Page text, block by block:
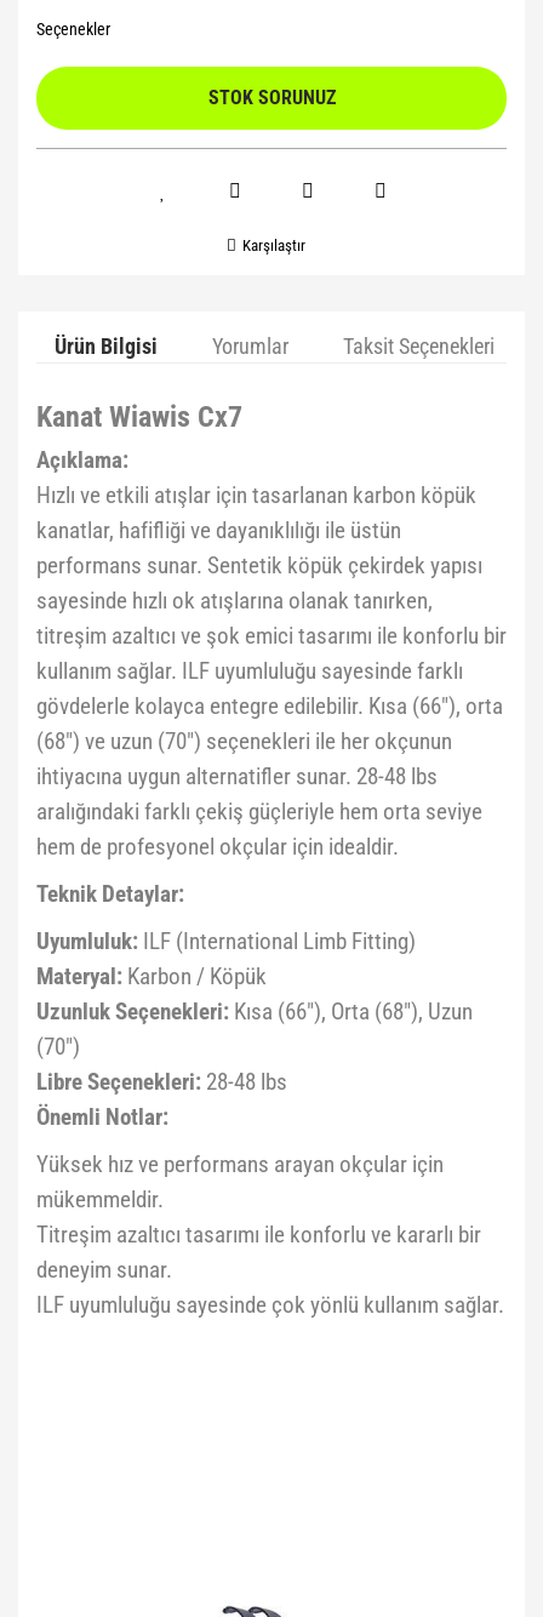
Seçenekler
STOK SORUNUZ
Karşılaştır
Ürün Bilgisi Yorumlar Taksit Seçenekleri
Kanat Wiawis Cx7
Açıklama:
Hızlı ve etkili atışlar için tasarlanan karbon köpük
kanatlar, hafifliği ve dayanıklılığı ile üstün
performans sunar. Sentetik köpük çekirdek yapısı
sayesinde hızlı ok atışlarına olanak tanırken,
titreşim azaltıcı ve şok emici tasarımı ile konforlu bir
kullanım sağlar. ILF uyumluluğu sayesinde farklı
gövdelerle kolayca entegre edilebilir. Kısa (66"), orta
(68") ve uzun (70") seçenekleri ile her okçunun
ihtiyacına uygun alternatifler sunar. 28-48 lbs
aralığındaki farklı çekiş güçleriyle hem orta seviye
hem de profesyonel okçular için idealdir.
Teknik Detaylar:
Uyumluluk: ILF (International Limb Fitting)
Materyal: Karbon / Köpük
Uzunluk Seçenekleri: Kısa (66"), Orta (68"), Uzun
(70")
Libre Seçenekleri: 28-48 lbs
Önemli Notlar:
Yüksek hız ve performans arayan okçular için
mükemmeldir.
Titreşim azaltıcı tasarımı ile konforlu ve kararlı bir
deneyim sunar.
ILF uyumluluğu sayesinde çok yönlü kullanım sağlar.